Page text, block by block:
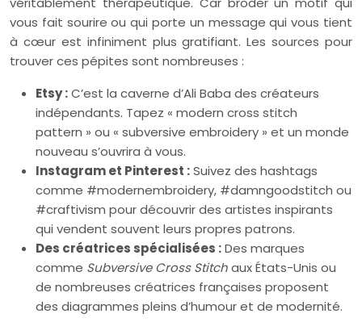
vous fait sourire ou qui porte un message qui vous tient
à cœur est infiniment plus gratifiant. Les sources pour
trouver ces pépites sont nombreuses :
Etsy :C’est la caverne d’Ali Baba des créateurs
indépendants. Tapez « modern cross stitch
pattern » ou « subversive embroidery » et un monde
nouveau s’ouvrira à vous.
Instagram et Pinterest :Suivez des hashtags
comme #modernembroidery, #damngoodstitch ou
#craftivism pour découvrir des artistes inspirants
qui vendent souvent leurs propres patrons.
Des créatrices spécialisées :Des marques
comme Subversive Cross Stitchaux États-Unis ou
de nombreuses créatrices françaises proposent
des diagrammes pleins d’humour et de modernité.